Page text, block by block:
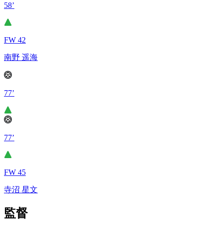
58’
FW 42
南野 遥海
77’
77’
FW 45
寺沼 星文
監督